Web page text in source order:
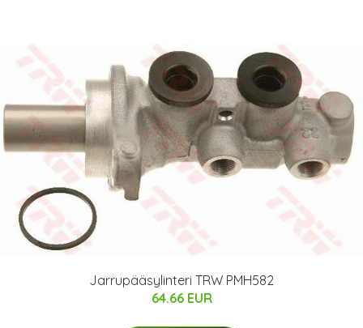
Jarrupääsylinteri TRW PMH582
64.66 EUR